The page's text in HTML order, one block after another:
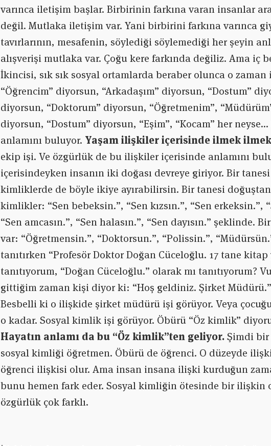
varınca iletişim başlar. Birbirinin farkına varan insanlar
değil. Mutlaka iletişim var. Yani birbirini farkına varınca
tavırlarının, mesafenin, söylediği söylemediği her şeyin
alışverişi mutlaka var. Çoğu kere farkında değiliz. Ama iç
İkincisi, sık sık sosyal ortamlarda beraber olunca o zaman
“Öğrencim” diyorsun, “Arkadaşım” diyorsun, “Dostum”
diyorsun, “Doktorum” diyorsun, “Öğretmenim”,
diyorsun, “Dostum” diyorsun, “Eşim”, “Kocam” her
anlamını buluyor. Yaşam ilişkiler içerisinde ilmek
ekip işi. Ve özgürlük de bu ilişkiler içerisinde anlamını
içerisindeyken insanın iki doğası devreye giriyor. Bir
kimliklerde de böyle ikiye ayırabilirsin. Bir tanesi
kimlikler: “Sen bebeksin.”, “Sen kızsın.”, “Sen erkeksin.”,
“Sen amcasın.”, “Sen halasın.”, “Sen dayısın.” şeklinde.
var: “Öğretmensin.”, “Doktorsun.”, “Polissin.”,
tanıtırken “Profesör Doktor Doğan Cüceloğlu. 17 tane
tanıtıyorum, “Doğan Cüceloğlu.” olarak mı tanıtıyorum?
gittiğim zaman kişi diyor ki: “Hoş geldiniz. Şirket
Besbelli ki o ilişkide şirket müdürü işi görüyor. Veya
o kadar. Sosyal kimlik işi görüyor. Öbürü “Öz kimlik”
Hayatın anlamı da bu “Öz kimlik”ten geliyor.Şimdi bir
sosyal kimliği öğretmen. Öbürü de öğrenci. O düzeyde
öğrenci ilişkisi olur. Ama insan insana ilişki kurduğun
bunu hemen fark eder. Sosyal kimliğin ötesinde bir ilişkin
özgürlük çok farklı.